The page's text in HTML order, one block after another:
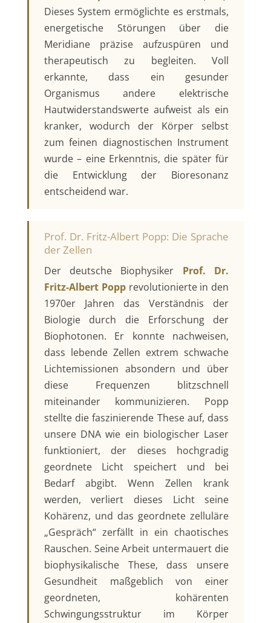
Dieses System ermöglichte es erstmals,
energetische Störungen über die
Meridiane präzise aufzuspüren und
therapeutisch zu begleiten. Voll
erkannte, dass ein gesunder
Organismus andere elektrische
Hautwiderstandswerte aufweist als ein
kranker, wodurch der Körper selbst
zum feinen diagnostischen Instrument
wurde – eine Erkenntnis, die später für
die Entwicklung der Bioresonanz
entscheidend war.
Prof. Dr. Fritz-Albert Popp: Die Sprache
der Zellen
Der deutsche Biophysiker Prof. Dr.
Fritz-Albert Popprevolutionierte in den
1970er Jahren das Verständnis der
Biologie durch die Erforschung der
Biophotonen. Er konnte nachweisen,
dass lebende Zellen extrem schwache
Lichtemissionen absondern und über
diese Frequenzen blitzschnell
miteinander kommunizieren. Popp
stellte die faszinierende These auf, dass
unsere DNA wie ein biologischer Laser
funktioniert, der dieses hochgradig
geordnete Licht speichert und bei
Bedarf abgibt. Wenn Zellen krank
werden, verliert dieses Licht seine
Kohärenz, und das geordnete zelluläre
„Gespräch“ zerfällt in ein chaotisches
Rauschen. Seine Arbeit untermauert die
biophysikalische These, dass unsere
Gesundheit maßgeblich von einer
geordneten, kohärenten
Schwingungsstruktur im Körper